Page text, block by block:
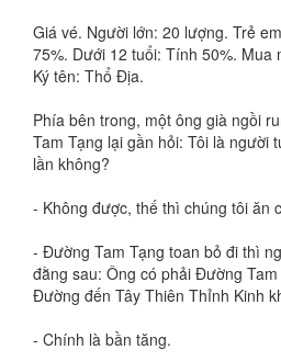
Giá vé. Người lớn: 20 lượng. Trẻ
75%. Dưới 12 tuổi: Tính 50%. Mua
Ký tên: Thổ Địa.
Phía bên trong, một ông già ngồi
Tam Tạng lại gần hỏi: Tôi là người
lần không?
- Không được, thế thì chúng tôi ăn
- Đường Tam Tạng toan bỏ đi thì
đằng sau: Ông có phải Đường
Đường đến Tây Thiên Thỉnh Kinh
- Chính là bần tăng.